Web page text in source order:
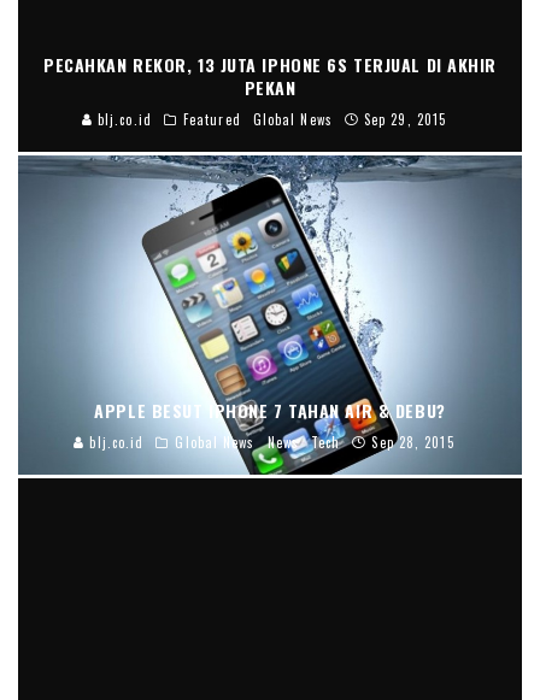
PECAHKAN REKOR, 13 JUTA IPHONE 6S TERJUAL DI AKHIR
PEKAN
blj.co.id Featured Global News Sep 29, 2015
APPLE BESUT IPHONE 7 TAHAN AIR & DEBU?
blj.co.id Global News News Tech Sep 28, 2015